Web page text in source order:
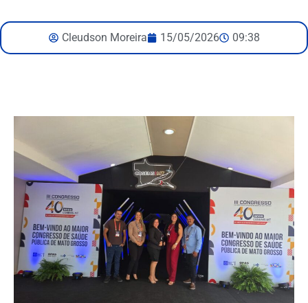
Cleudson Moreira 15/05/2026 09:38